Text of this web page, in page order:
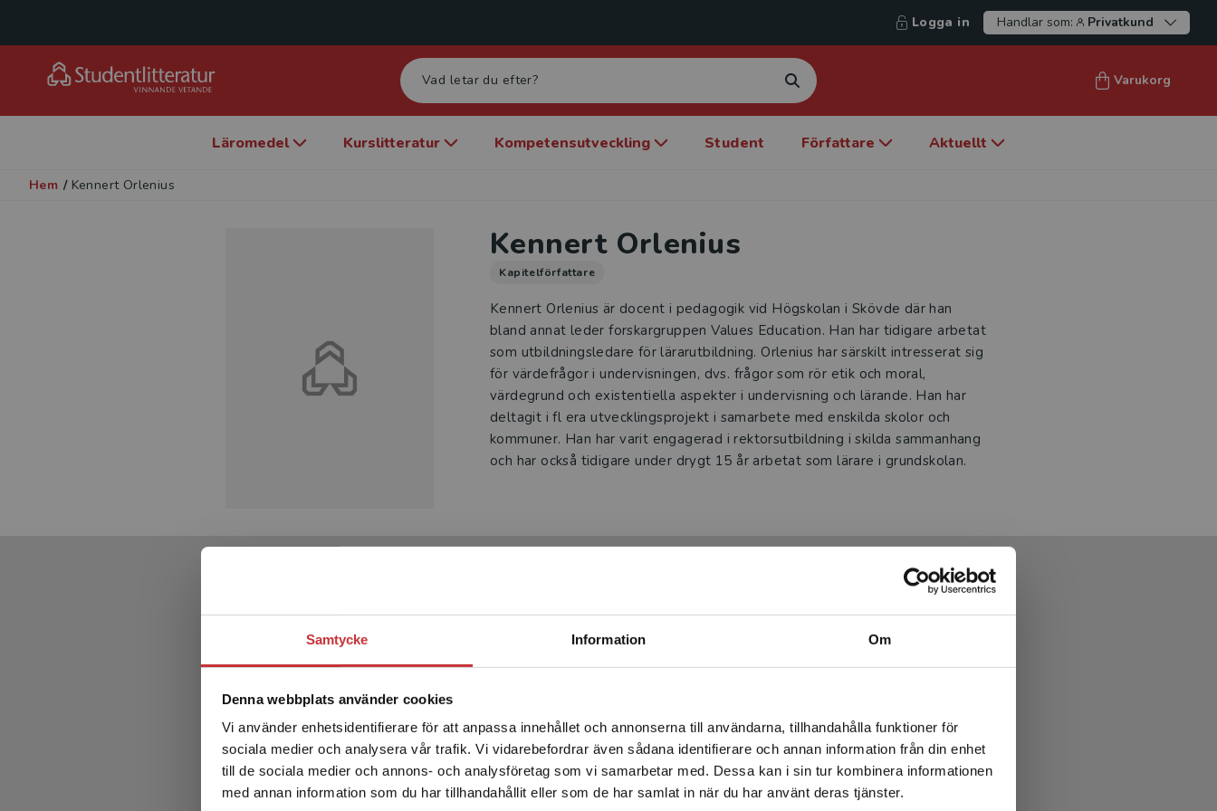
Samtycke Information Om
Denna webbplats använder cookies
Vi använder enhetsidentifierare för att anpassa innehållet och annonserna till användarna, tillhandahålla funktioner för
sociala medier och analysera vår trafik. Vi vidarebefordrar även sådana identifierare och annan information från din enhet
till de sociala medier och annons- och analysföretag som vi samarbetar med. Dessa kan i sin tur kombinera informationen
med annan information som du har tillhandahållit eller som de har samlat in när du har använt deras tjänster.
Begränsad fraktregion
Det verkar som att du besöker studentlitteratur.se via en
enhet utanför Sverige. Vi erbjuder inte leveranser utanför
Sverige. För att kunna slutföra ett köp måste
leveransadressen vara i Sverige.Läs mer
Logga in Handlar som: Privatkund
Varukorg
Läromedel Kurslitteratur Kompetensutveckling Student Författare Aktuellt
Hem / Kennert Orlenius
Kennert Orlenius
Kapitelförfattare
Kennert Orlenius är docent i pedagogik vid Högskolan i Skövde där han
bland annat leder forskargruppen Values Education. Han har tidigare arbetat
som utbildningsledare för lärarutbildning. Orlenius har särskilt intresserat sig
för värdefrågor i undervisningen, dvs. frågor som rör etik och moral,
värdegrund och existentiella aspekter i undervisning och lärande. Han har
deltagit i fl era utvecklingsprojekt i samarbete med enskilda skolor och
kommuner. Han har varit engagerad i rektorsutbildning i skilda sammanhang
och har också tidigare under drygt 15 år arbetat som lärare i grundskolan.